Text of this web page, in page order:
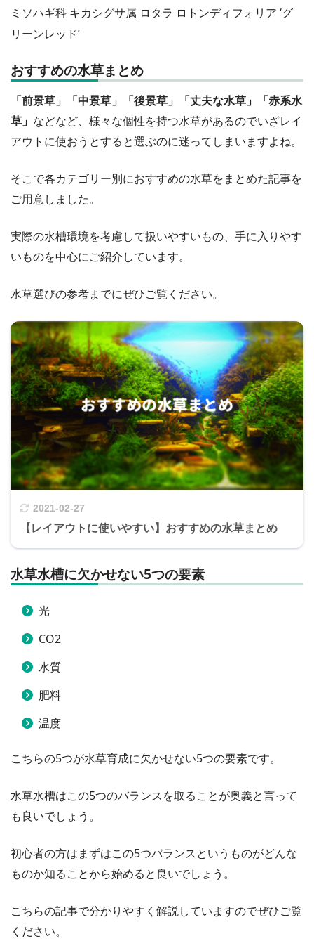
ミソハギ科 キカシグサ属 ロタラ ロトンディフォリア ‘グ
リーンレッド’
おすすめの水草まとめ
「前景草」「中景草」「後景草」「丈夫な水草」「赤系水
草」 などなど、様々な個性を持つ水草があるのでいざレイ
アウトに使おうとすると選ぶのに迷ってしまいますよね。
そこで各カテゴリー別におすすめの水草をまとめた記事を
ご用意しました。
実際の水槽環境を考慮して扱いやすいもの、手に入りやす
いものを中心にご紹介しています。
水草選びの参考までにぜひご覧ください。
2021-02-27
【レイアウトに使いやすい】おすすめの水草まとめ
水草水槽に欠かせない5つの要素
光
CO2
水質
肥料
温度
こちらの5つが水草育成に欠かせない5つの要素です。
水草水槽はこの5つのバランスを取ることが奥義と言って
も良いでしょう。
初心者の方はまずはこの5つバランスというものがどんな
ものか知ることから始めると良いでしょう。
こちらの記事で分かりやすく解説していますのでぜひご覧
ください。